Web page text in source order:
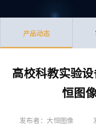
产品动态
高校科教实验
恒图
发布者：大恒图像